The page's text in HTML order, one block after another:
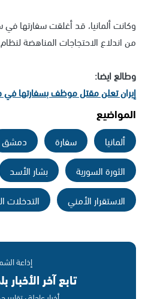
من اندلاع الاحتجاجات المناهضة
وطالع ايضا:
إيران تعلن مقتل موظف بسفارتها
المواضيع
ألمانيا سفارة دمشق
الثورة السورية
بشار الأسد
الاستقرار الأمني
التدخلات
إذاعة
تابع آخر